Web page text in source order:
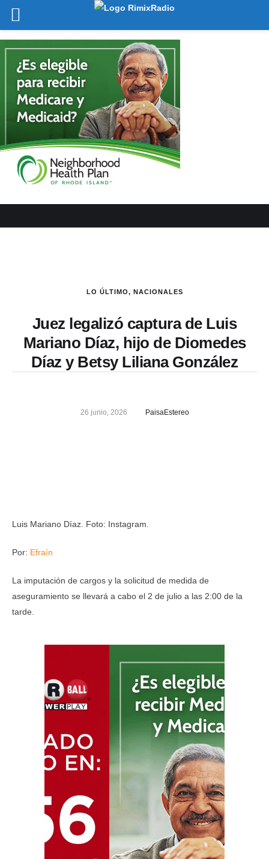
LO ÚLTIMO, NACIONALES
Juez legalizó captura de Luis
Mariano Díaz, hijo de Diomedes
Díaz y Betsy Liliana González
26 junio, 2026 PaisaEstereo
Luis Mariano Díaz. Foto: Instagram.
Por: Efraín
La imputación de cargos y la solicitud de medida de
aseguramiento se llevará a cabo el 2 de julio a las 2:00 de la
tarde.